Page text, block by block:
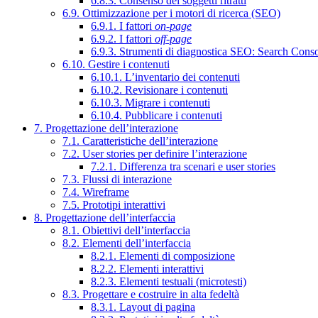
6.9. Ottimizzazione per i motori di ricerca (SEO)
6.9.1. I fattori on-page
6.9.2. I fattori off-page
6.9.3. Strumenti di diagnostica SEO: Search
6.10. Gestire i contenuti
6.10.1. L’inventario dei contenuti
6.10.2. Revisionare i contenuti
6.10.3. Migrare i contenuti
6.10.4. Pubblicare i contenuti
7. Progettazione dell’interazione
7.1. Caratteristiche dell’interazione
7.2. User stories per definire l’interazione
7.2.1. Differenza tra scenari e user stories
7.3. Flussi di interazione
7.4. Wireframe
7.5. Prototipi interattivi
8. Progettazione dell’interfaccia
8.1. Obiettivi dell’interfaccia
8.2. Elementi dell’interfaccia
8.2.1. Elementi di composizione
8.2.2. Elementi interattivi
8.2.3. Elementi testuali (microtesti)
8.3. Progettare e costruire in alta fedeltà
8.3.1. Layout di pagina